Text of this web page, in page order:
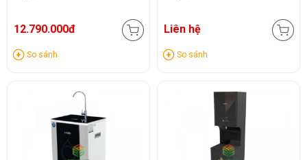
12.790.000đ
So sánh
Liên hệ
So sánh